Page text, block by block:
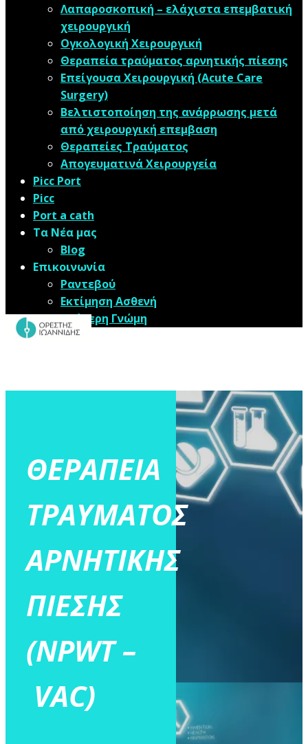
Λαπαροσκοπική – ελάχιστα επεμβατική
χειρουργική
Oγκολογική Xειρουργική
Θεραπεία τραύματος αρνητικής πίεσης
Επείγουσα Χειρουργική (Acute Care
Surgery)
Βελτιστοποίηση της ανάρρωσης μετά
από χειρουργική επεμβαση
Θεραπείες Τραύματος
Απογευματινά Χειρουργεία
Picc Port
Picc
Port a cath
Τα Νέα μας
Blog
Επικοινωνία
Ραντεβού
Εκτίμηση Ασθενή
Δεύτερη Γνώμη
ΘΕΡΑΠΕΙΑ
ΤΡΑΥΜΑΤΟΣ
ΑΡΝΗΤΙΚΗΣ
ΠΙΕΣΗΣ
(NPWT –
VAC)